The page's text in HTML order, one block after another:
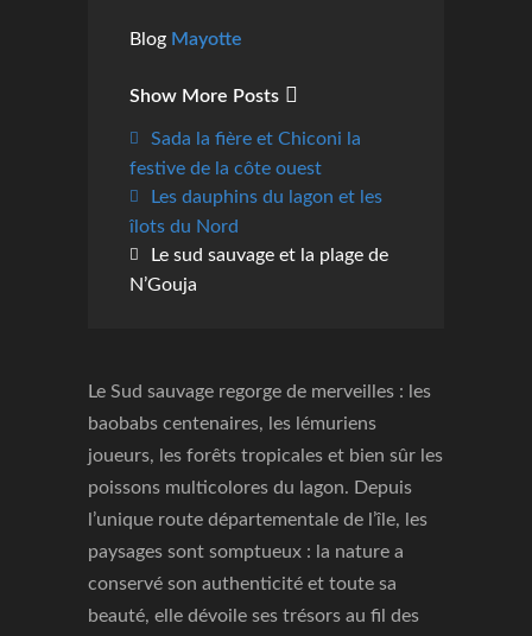
Blog Mayotte
Show More Posts
Sada la fière et Chiconi la
festive de la côte ouest
Les dauphins du lagon et les
îlots du Nord
Le sud sauvage et la plage de
N’Gouja
Le Sud sauvage regorge de merveilles : les
baobabs centenaires, les lémuriens
joueurs, les forêts tropicales et bien sûr les
poissons multicolores du lagon. Depuis
l’unique route départementale de l’île, les
paysages sont somptueux : la nature a
conservé son authenticité et toute sa
beauté, elle dévoile ses trésors au fil des